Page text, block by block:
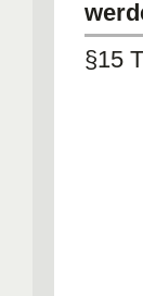
§15